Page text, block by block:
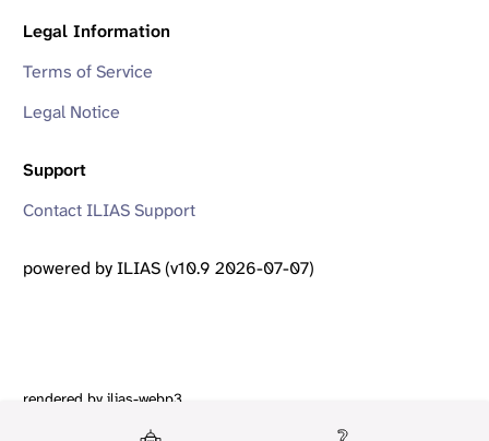
Legal Information
Terms of Service
Legal Notice
Support
Contact ILIAS Support
powered by ILIAS (v10.9 2026-07-07)
rendered by ilias-webp3